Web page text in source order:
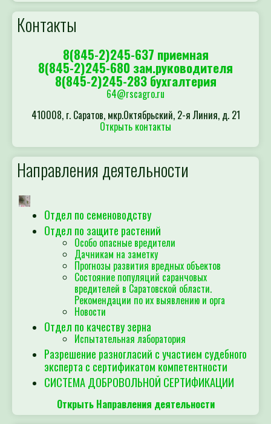
Контакты
8(845-2)245-637 приемная
8(845-2)245-680 зам.руководителя
8(845-2)245-283 бухгалтерия
64@rscagro.ru
410008, г. Саратов, мкр.Октябрьский, 2-я Линия, д. 21
Открыть контакты
Направления деятельности
Отдел по семеноводству
Отдел по защите растений
Особо опасные вредители
Дачникам на заметку
Прогнозы развития вредных объектов
Состояние популяций саранчовых
вредителей в Саратовской области.
Рекомендации по их выявлению и орга
Новости
Отдел по качеству зерна
Испытательная лаборатория
Разрешение разногласий с участием судебного
эксперта с сертификатом компетентности
СИСТЕМА ДОБРОВОЛЬНОЙ СЕРТИФИКАЦИИ
Открыть Направления деятельности